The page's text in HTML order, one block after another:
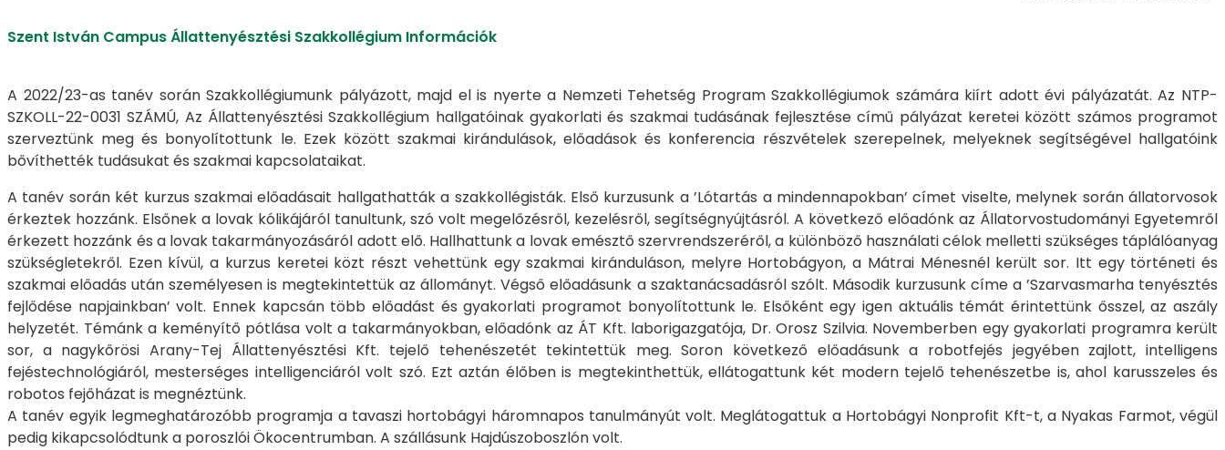
Szent István Campus Állattenyésztési Szakkollégium Információk
A 2022/23-as tanév során Szakkollégiumunk pályázott, majd el is nyerte a Nemzeti Tehetség Program Szakkollégiumok számára kiírt adott évi pályázatát. Az NTP-
SZKOLL-22-0031 SZÁMÚ, Az Állattenyésztési Szakkollégium hallgatóinak gyakorlati és szakmai tudásának fejlesztése című pályázat keretei között számos programot
szerveztünk meg és bonyolítottunk le. Ezek között szakmai kirándulások, előadások és konferencia részvételek szerepelnek, melyeknek segítségével hallgatóink
bővíthették tudásukat és szakmai kapcsolataikat.
A tanév során két kurzus szakmai előadásait hallgathatták a szakkollégisták. Első kurzusunk a ’Lótartás a mindennapokban’ címet viselte, melynek során állatorvosok
érkeztek hozzánk. Elsőnek a lovak kólikájáról tanultunk, szó volt megelőzésről, kezelésről, segítségnyújtásról. A következő előadónk az Állatorvostudományi Egyetemről
érkezett hozzánk és a lovak takarmányozásáról adott elő. Hallhattunk a lovak emésztő szervrendszeréről, a különböző használati célok melletti szükséges táplálóanyag
szükségletekről. Ezen kívül, a kurzus keretei közt részt vehettünk egy szakmai kiránduláson, melyre Hortobágyon, a Mátrai Ménesnél került sor. Itt egy történeti és
szakmai előadás után személyesen is megtekintettük az állományt. Végső előadásunk a szaktanácsadásról szólt. Második kurzusunk címe a ’Szarvasmarha tenyésztés
fejlődése napjainkban’ volt. Ennek kapcsán több előadást és gyakorlati programot bonyolítottunk le. Elsőként egy igen aktuális témát érintettünk ősszel, az aszály
helyzetét. Témánk a keményítő pótlása volt a takarmányokban, előadónk az ÁT Kft. laborigazgatója, Dr. Orosz Szilvia. Novemberben egy gyakorlati programra került
sor, a nagykőrösi Arany-Tej Állattenyésztési Kft. tejelő tehenészetét tekintettük meg. Soron következő előadásunk a robotfejés jegyében zajlott, intelligens
fejéstechnológiáról, mesterséges intelligenciáról volt szó. Ezt aztán élőben is megtekinthettük, ellátogattunk két modern tejelő tehenészetbe is, ahol karusszeles és
robotos fejőházat is megnéztünk.
A tanév egyik legmeghatározóbb programja a tavaszi hortobágyi háromnapos tanulmányút volt. Meglátogattuk a Hortobágyi Nonprofit Kft-t, a Nyakas Farmot, végül
pedig kikapcsolódtunk a poroszlói Ökocentrumban. A szállásunk Hajdúszoboszlón volt.